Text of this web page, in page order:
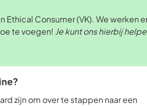
Consumer (VK). We werken
te voegen! Je kunt ons hierbij
zijn om over te stappen naar een